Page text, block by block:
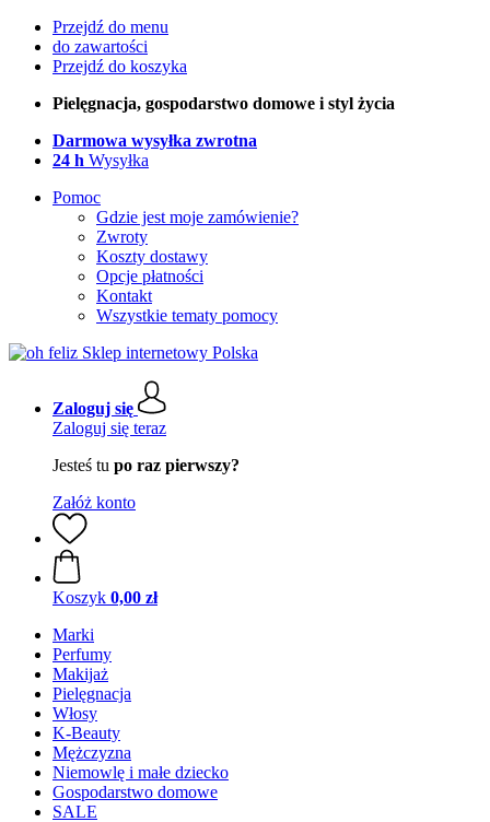
Przejdź do menu
do zawartości
Przejdź do koszyka
Pielęgnacja, gospodarstwo domowe i styl życia
Darmowa wysyłka zwrotna
24 h Wysyłka
Pomoc
Gdzie jest moje zamówienie?
Zwroty
Koszty dostawy
Opcje płatności
Kontakt
Wszystkie tematy pomocy
Zaloguj się
Zaloguj się teraz
Jesteś tu po raz pierwszy?
Załóż konto
Koszyk 0,00 zł
Marki
Perfumy
Makijaż
Pielęgnacja
Włosy
K-Beauty
Mężczyzna
Niemowlę i małe dziecko
Gospodarstwo domowe
SALE